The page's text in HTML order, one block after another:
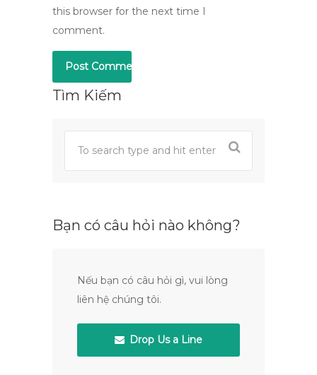
this browser for the next time I
comment.
Tìm Kiếm
Bạn có câu hỏi nào không?
Nếu bạn có câu hỏi gì, vui lòng
liên hệ chúng tôi.
Drop Us a Line